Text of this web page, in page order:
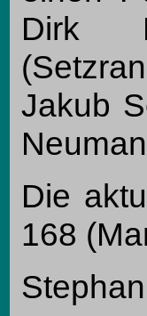
Dirk
Jakub
Die
168